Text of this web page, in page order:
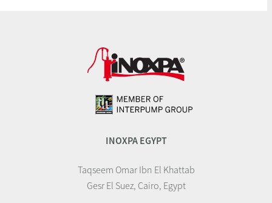
INOXPA EGYPT
Taqseem Omar Ibn El Khattab
Gesr El Suez, Cairo, Egypt